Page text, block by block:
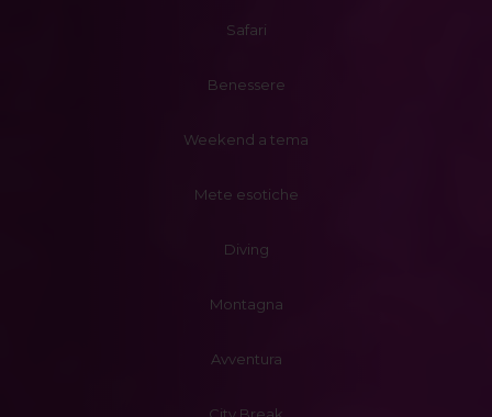
Safari
Benessere
Weekend a tema
Mete esotiche
Diving
Montagna
Avventura
City Break